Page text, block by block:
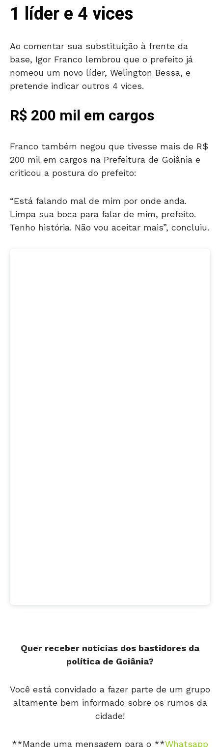
1 líder e 4 vices
Ao comentar sua substituição à frente da
base, Igor Franco lembrou que o prefeito já
nomeou um novo líder, Welington Bessa, e
pretende indicar outros 4 vices.
R$ 200 mil em cargos
Franco também negou que tivesse mais de R$
200 mil em cargos na Prefeitura de Goiânia e
criticou a postura do prefeito:
“Está falando mal de mim por onde anda.
Limpa sua boca para falar de mim, prefeito.
Tenho história. Não vou aceitar mais”, concluiu.
Quer receber notícias dos bastidores da
política de Goiânia?
Você está convidado a fazer parte de um grupo
altamente bem informado sobre os rumos da
cidade!
**Mande uma mensagem para o **Whatsapp